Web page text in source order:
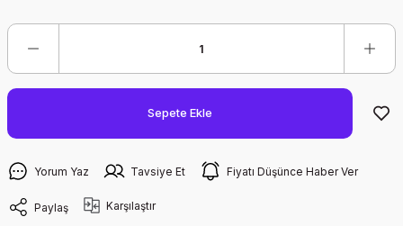
Sepete Ekle
Yorum Yaz Tavsiye Et Fiyatı Düşünce Haber Ver
Paylaş Karşılaştır